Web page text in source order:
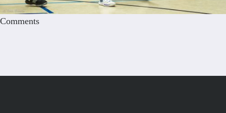
Comments